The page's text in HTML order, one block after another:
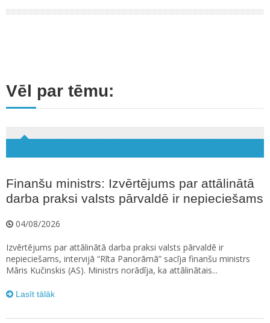
Vēl par tēmu:
Finanšu ministrs: Izvērtējums par attālinātā
darba praksi valsts pārvaldē ir nepieciešams
04/08/2026
Izvērtējums par attālinātā darba praksi valsts pārvaldē ir
nepieciešams, intervijā “Rīta Panorāmā” sacīja finanšu ministrs
Māris Kučinskis (AS). Ministrs norādīja, ka attālinātais...
Lasīt tālāk